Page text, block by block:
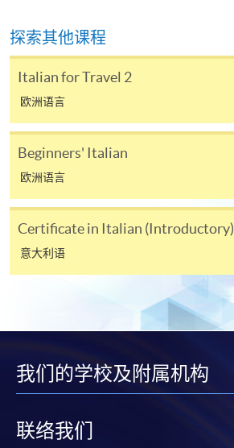
探索其他课程
Italian for Travel 2
欧洲语言
Beginners' Italian
欧洲语言
Certificate in Italian (Introductory)
意大利语
我们的学校及附属机构
联络我们